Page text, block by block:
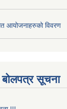
आयोजनाहरुको विवरण
बोलपत्र सूचना